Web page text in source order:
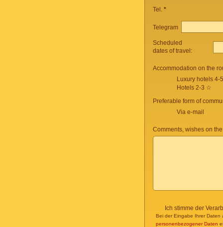
Tel. *
Telegram
Scheduled
dates of travel:
Accommodation on the
Luxury hotels 4-
Hotels 2-3 ☆
Preferable form of
Via e-mail
Comments, wishes on
Ich stimme der
Bei der Eingabe Ihrer Daten
personenbezogener Daten